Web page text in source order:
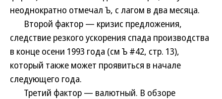
неоднократно отмечал Ъ, с лагом в два месяца.
Второй фактор — кризис предложения,
следствие резкого ускорения спада производства
в конце осени 1993 года (см Ъ #42, стр. 13),
который также может проявиться в начале
следующего года.
Третий фактор — валютный. В обзоре